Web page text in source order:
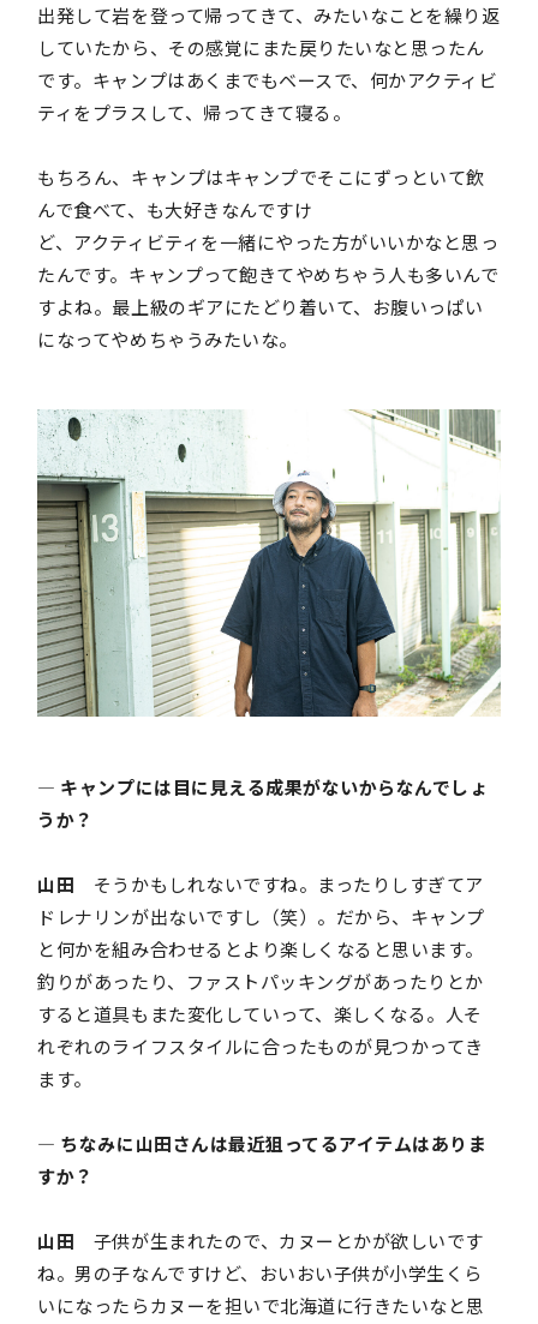
出発して岩を登って帰ってきて、みたいなことを繰り返
していたから、その感覚にまた戻りたいなと思ったん
です。キャンプはあくまでもベースで、何かアクティビ
ティをプラスして、帰ってきて寝る。
もちろん、キャンプはキャンプでそこにずっといて飲
んで食べて、も大好きなんですけ
ど、アクティビティを一緒にやった方がいいかなと思っ
たんです。キャンプって飽きてやめちゃう人も多いんで
すよね。最上級のギアにたどり着いて、お腹いっぱい
になってやめちゃうみたいな。
― キャンプには目に見える成果がないからなんでしょ
うか？
山田 そうかもしれないですね。まったりしすぎてア
ドレナリンが出ないですし（笑）。だから、キャンプ
と何かを組み合わせるとより楽しくなると思います。
釣りがあったり、ファストパッキングがあったりとか
すると道具もまた変化していって、楽しくなる。人そ
れぞれのライフスタイルに合ったものが見つかってき
ます。
― ちなみに山田さんは最近狙ってるアイテムはありま
すか？
山田 子供が生まれたので、カヌーとかが欲しいです
ね。男の子なんですけど、おいおい子供が小学生くら
いになったらカヌーを担いで北海道に行きたいなと思